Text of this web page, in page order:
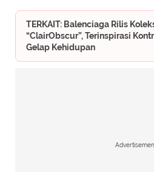
TERKAIT: Balenciaga Rilis
“ClairObscur”, Terinspirasi
Gelap Kehidupan